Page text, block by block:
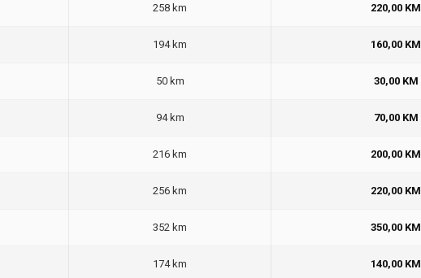
258 km 220,00 KM
194 km 160,00 KM
50 km 30,00 KM
94 km 70,00 KM
216 km 200,00 KM
256 km 220,00 KM
352 km 350,00 KM
174 km 140,00 KM